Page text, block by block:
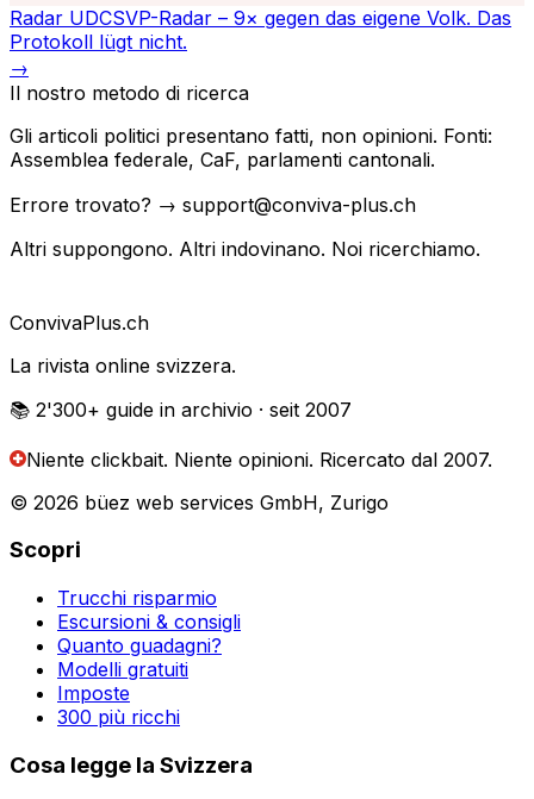
Radar UDCSVP-Radar – 9× gegen das eigene Volk. Das
Protokoll lügt nicht.
→
Il nostro metodo di ricerca
Gli articoli politici presentano fatti, non opinioni. Fonti:
Assemblea federale, CaF, parlamenti cantonali.
Errore trovato? → support@conviva-plus.ch
Altri suppongono. Altri indovinano. Noi ricerchiamo.
ConvivaPlus.ch
La rivista online svizzera.
📚 2'300+ guide in archivio · seit 2007
Niente clickbait. Niente opinioni. Ricercato dal 2007.
© 2026 büez web services GmbH, Zurigo
Scopri
Trucchi risparmio
Escursioni & consigli
Quanto guadagni?
Modelli gratuiti
Imposte
300 più ricchi
Cosa legge la Svizzera